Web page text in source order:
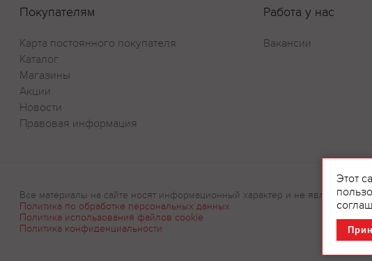
Покупателям
Карта постоянного покупателя
Каталог
Магазины
Акции
Новости
Правовая информация
Работа у нас
Вакансии
Все материалы на сайте носят информационный характер и не являются
Политика по обработке персональных данных
Политика использования файлов cookie
Политика конфиденциальности
Этот